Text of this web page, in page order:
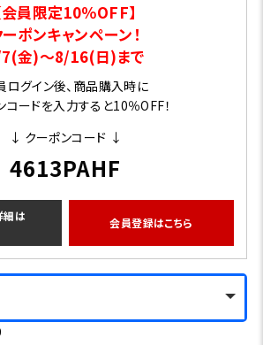
会員限定10％OFF】
ポンキャンペーン！
金)～8/16(日)まで
ログイン後、商品購入時に
コードを入力すると10％OFF！
↓ クーポンコード ↓
4613PAHF
細は
会員登録はこちら